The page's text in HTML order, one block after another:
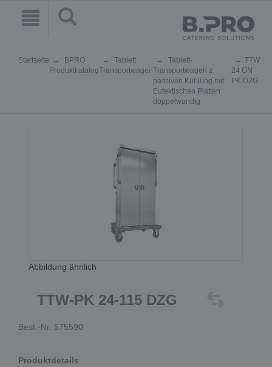
Startseite
BPRO
Produktkatalog
Tablett
Transportwagen
Tablett-
Transportwagen z.
passiven Kühlung mit
Eutektischen Platten
doppelwandig
TTW
24 GN
PK DZG
Abbildung ähnlich
TTW-PK 24-115 DZG
Best.-Nr. 575590
Produktdetails